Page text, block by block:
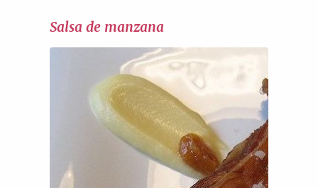
Salsa de manzana